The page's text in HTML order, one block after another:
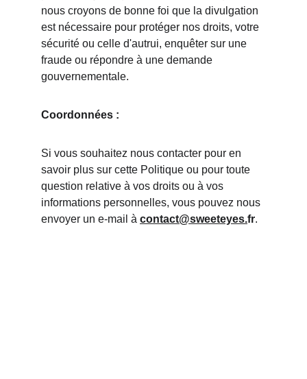
nous croyons de bonne foi que la divulgation
est nécessaire pour protéger nos droits, votre
sécurité ou celle d'autrui, enquêter sur une
fraude ou répondre à une demande
gouvernementale.
Coordonnées :
Si vous souhaitez nous contacter pour en
savoir plus sur cette Politique ou pour toute
question relative à vos droits ou à vos
informations personnelles, vous pouvez nous
envoyer un e-mail à contact@sweeteyes.fr.